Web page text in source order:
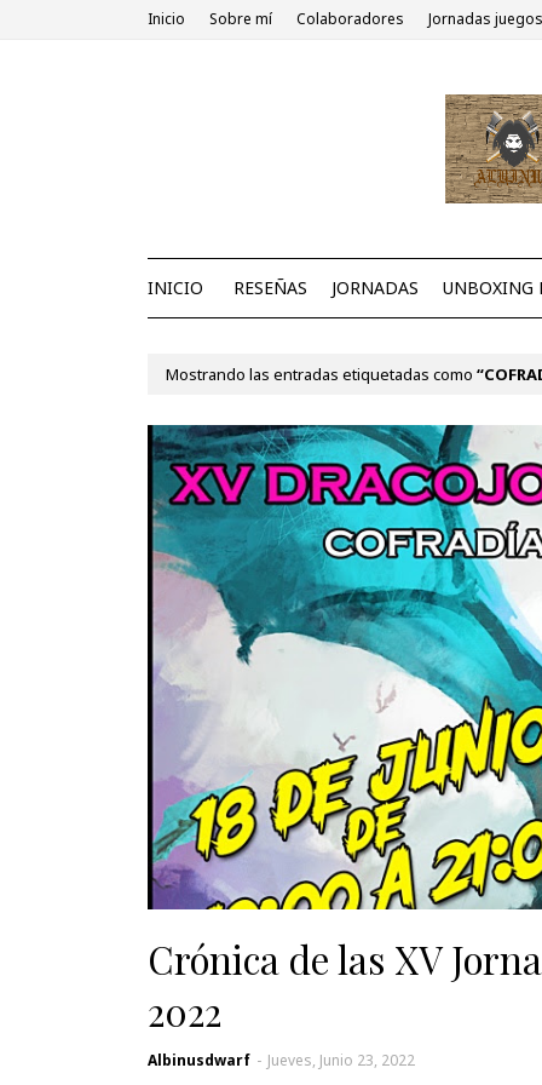
Inicio Sobre mí Colaboradores Jornadas
INICIO RESEÑAS JORNADAS UNBOXING
Mostrando las entradas etiquetadas como
Crónica de las XV
2022
Albinusdwarf - Jueves, Junio 23, 2022